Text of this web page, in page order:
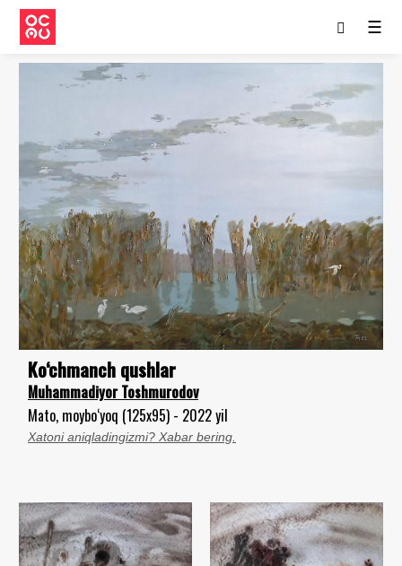
☰
Ko‘chmanch qushlar
Muhammadiyor Toshmurodov
Mato, moybo‘yoq (125x95) - 2022 yil
Xatoni aniqladingizmi? Xabar bering.